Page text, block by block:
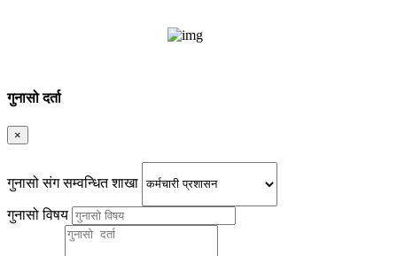
गुनासो दर्ता
×
गुनासो संग सम्वन्धित शाखा
गुनासो विषय